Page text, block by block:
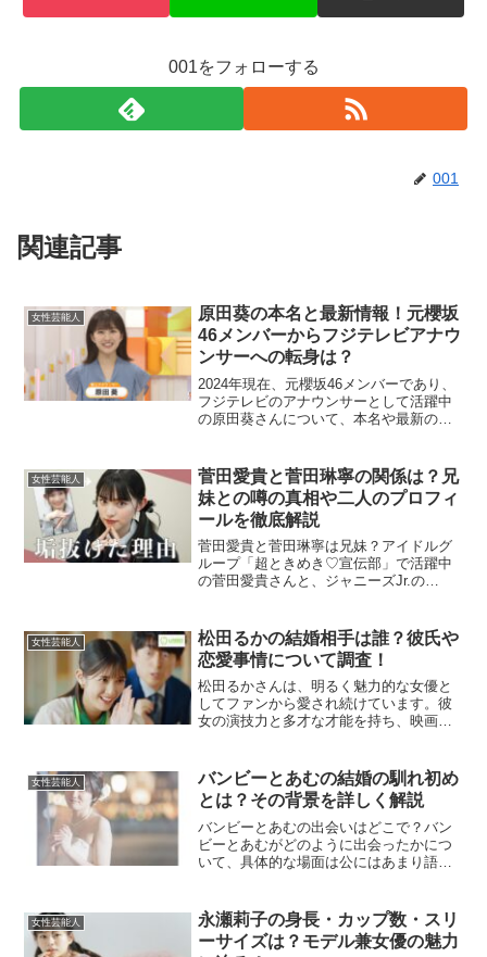
001をフォローする
001
関連記事
女性芸能人
原田葵の本名と最新情報！元櫻坂
46メンバーからフジテレビアナウ
ンサーへの転身は？
2024年現在、元櫻坂46メンバーであり、
フジテレビのアナウンサーとして活躍中
の原田葵さんについて、本名や最新の情
に焦点を当て、彼女の魅力やキャリアに
ついて解説します。原...
女性芸能人
菅田愛貴と菅田琳寧の関係は？兄
妹との噂の真相や二人のプロフィ
ールを徹底解説
菅田愛貴と菅田琳寧は兄妹？アイドルグ
ループ「超ときめき♡宣伝部」で活躍中
の菅田愛貴さんと、ジャニーズJr.の
兄妹だという噂が広まりました。しか
し、実際には愛貴さんの苗...
女性芸能人
松田るかの結婚相手は誰？彼氏や
恋愛事情について調査！
松田るかさんは、明るく魅力的な女優と
してファンから愛され続けています。彼
女の演技力と多才な才能を持ち、映画や
も注目が集まっています。特に結婚や彼
氏については、多く...
女性芸能人
バンビーとあむの結婚の馴れ初め
とは？その背景を詳しく解説
バンビーとあむの出会いはどこで？バン
ビーとあむがどのように出会ったかにつ
いて、具体的な場面は公にはあまり語ら
バンビーはポケモン関連のYouTuberとし
て有名であ...
女性芸能人
永瀬莉子の身長・カップ数・スリ
ーサイズは？モデル兼女優の魅力